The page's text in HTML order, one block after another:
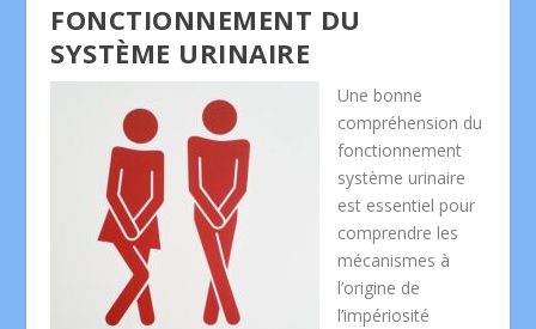
FONCTIONNEMENT DU
SYSTÈME URINAIRE
Une bonne
compréhension du
fonctionnement
système urinaire
est essentiel pour
comprendre les
mécanismes à
l’origine de
l’impériosité